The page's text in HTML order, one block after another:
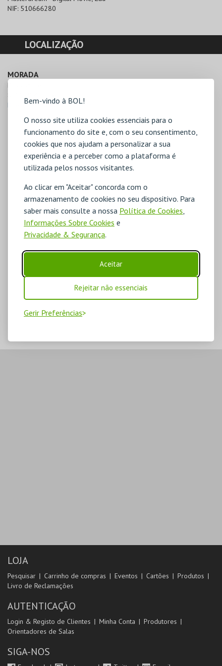
Bem-vindo à BOL!
O nosso site utiliza cookies essenciais para o
funcionamento do site e, com o seu consentimento,
cookies que nos ajudam a personalizar a sua
experiência e a perceber como a plataforma é
utilizada pelos nossos visitantes.
Ao clicar em "Aceitar" concorda com o
armazenamento de cookies no seu dispositivo. Para
saber mais consulte a nossa Política de Cookies,
Informações Sobre Cookies e
Privacidade & Segurança.
Aceitar
Rejeitar não essenciais
Gerir Preferências
NIF: 510666280
LOCALIZAÇÃO
MORADA
Rua Camões 1
Direcções para Masterdream
LOJA
Pesquisar Carrinho de compras Eventos Cartões
Produtos
Livro de Reclamações
AUTENTICAÇÃO
Login & Registo de Clientes Minha Conta
Produtores
Orientadores de Salas
SIGA-NOS